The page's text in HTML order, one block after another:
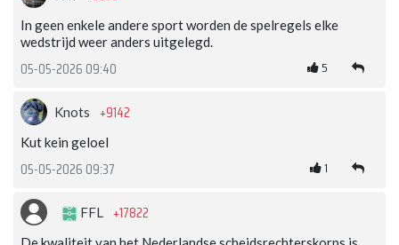
In geen enkele andere sport worden de spelregels elke
wedstrijd weer anders uitgelegd.
05-05-2026 09:40 5
Knots +9142
Kut kein geloel
05-05-2026 09:37 1
FFL +17822